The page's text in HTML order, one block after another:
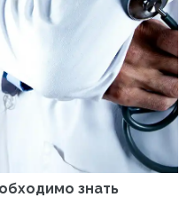
знать